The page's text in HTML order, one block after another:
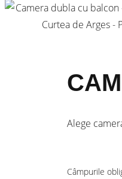
Alege
Câmpurile